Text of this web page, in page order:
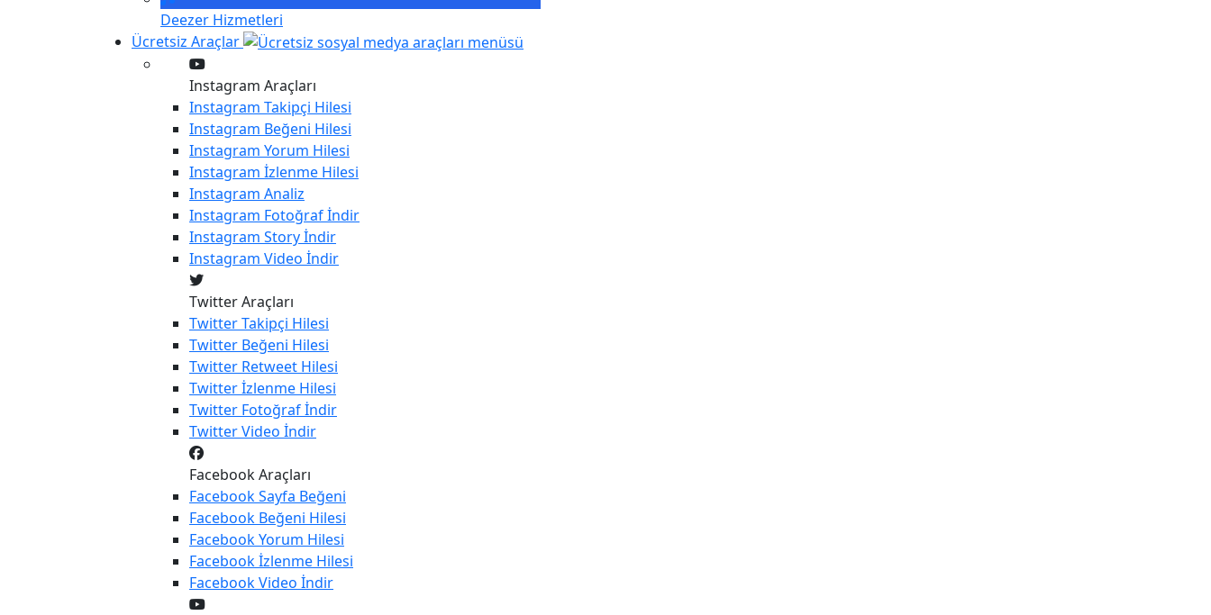
Deezer Hizmetleri
Ücretsiz Araçlar
Instagram Araçları
Instagram Takipçi Hilesi
Instagram Beğeni Hilesi
Instagram Yorum Hilesi
Instagram İzlenme Hilesi
Instagram Analiz
Instagram Fotoğraf İndir
Instagram Story İndir
Instagram Video İndir
Twitter Araçları
TwitterTakipçi Hilesi
Twitter Beğeni Hilesi
Twitter Retweet Hilesi
Twitterİzlenme Hilesi
Twitter Fotoğraf İndir
TwitterVideo İndir
Facebook Araçları
FacebookSayfa Beğeni
Facebook Beğeni Hilesi
FacebookYorum Hilesi
Facebookİzlenme Hilesi
FacebookVideo İndir